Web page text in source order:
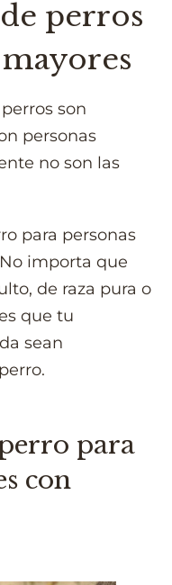
perros
son
personas
no son las
para personas
importa que
de raza pura o
que tu
sean
para
con